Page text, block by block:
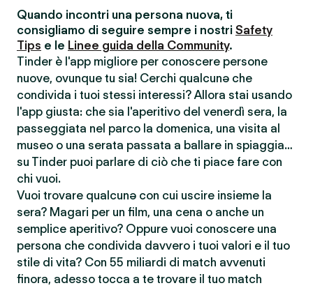
Quando incontri una persona nuova, ti
consigliamo di seguire sempre i nostri Safety
Tips e le Linee guida della Community.
Tinder è l'app migliore per conoscere persone
nuove, ovunque tu sia! Cerchi qualcunə che
condivida i tuoi stessi interessi? Allora stai usando
l'app giusta: che sia l'aperitivo del venerdì sera, la
passeggiata nel parco la domenica, una visita al
museo o una serata passata a ballare in spiaggia…
su Tinder puoi parlare di ciò che ti piace fare con
chi vuoi.
Vuoi trovare qualcunə con cui uscire insieme la
sera? Magari per un film, una cena o anche un
semplice aperitivo? Oppure vuoi conoscere una
persona che condivida davvero i tuoi valori e il tuo
stile di vita? Con 55 miliardi di match avvenuti
finora, adesso tocca a te trovare il tuo match